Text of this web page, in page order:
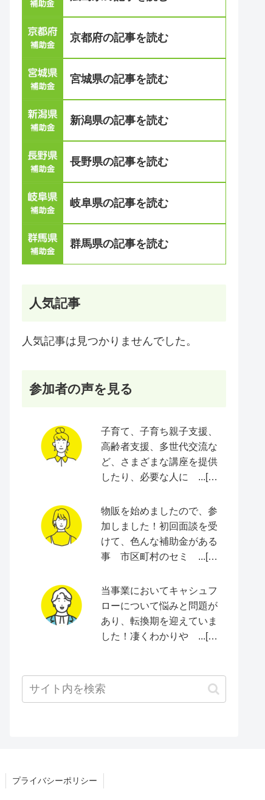
京都府の記事を読む
宮城県の記事を読む
新潟県の記事を読む
長野県の記事を読む
岐阜県の記事を読む
群馬県の記事を読む
人気記事
人気記事は見つかりませんでした。
参加者の声を見る
子育て、子育ち親子支援、
高齢者支援、多世代交流な
ど、さまざまな講座を提供
したり、必要な人に ...[続
物販を始めましたので、参
加しました！初回面談を受
けて、色んな補助金がある
事 市区町村のセミ ...[続
当事業においてキャシュフ
ローについて悩みと問題が
あり、転換期を迎えていま
した！凄くわかりや ...[続
プライバシーポリシー